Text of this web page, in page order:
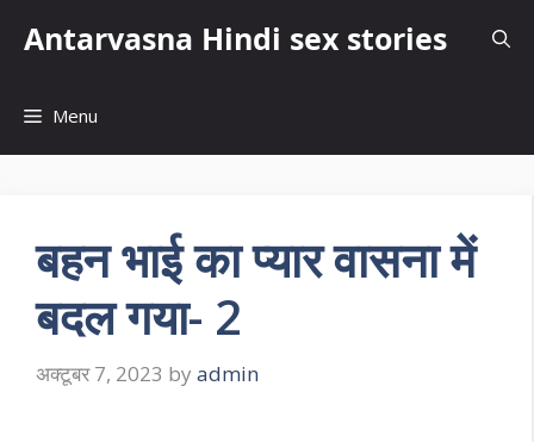
Antarvasna Hindi sex stories
Menu
बहन भाई का प्यार वासना में
बदल गया- 2
अक्टूबर 7, 2023 by admin